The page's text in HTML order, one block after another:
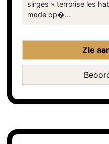
singes » terrorise les
mode op�...
Zie